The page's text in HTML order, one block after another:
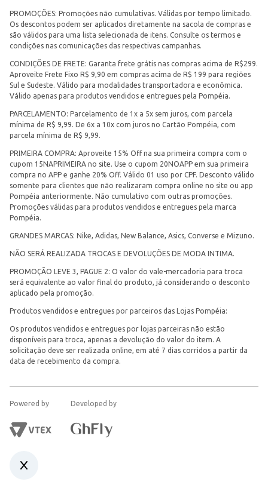
PROMOÇÕES: Promoções não cumulativas. Válidas por tempo limitado.
Os descontos podem ser aplicados diretamente na sacola de compras e
são válidos para uma lista selecionada de itens. Consulte os termos e
condições nas comunicações das respectivas campanhas.
CONDIÇÕES DE FRETE: Garanta frete grátis nas compras acima de R$299.
Aproveite Frete Fixo R$ 9,90 em compras acima de R$ 199 para regiões
Sul e Sudeste. Válido para modalidades transportadora e econômica.
Válido apenas para produtos vendidos e entregues pela Pompéia.
PARCELAMENTO: Parcelamento de 1x a 5x sem juros, com parcela
mínima de R$ 9,99. De 6x a 10x com juros no Cartão Pompéia, com
parcela mínima de R$ 9,99.
PRIMEIRA COMPRA: Aproveite 15% Off na sua primeira compra com o
cupom 15NAPRIMEIRA no site. Use o cupom 20NOAPP em sua primeira
compra no APP e ganhe 20% Off. Válido 01 uso por CPF. Desconto válido
somente para clientes que não realizaram compra online no site ou app
Pompéia anteriormente. Não cumulativo com outras promoções.
Promoções válidas para produtos vendidos e entregues pela marca
Pompéia.
GRANDES MARCAS: Nike, Adidas, New Balance, Asics, Converse e Mizuno.
NÃO SERÁ REALIZADA TROCAS E DEVOLUÇÕES DE MODA INTIMA.
PROMOÇÃO LEVE 3, PAGUE 2: O valor do vale-mercadoria para troca
será equivalente ao valor final do produto, já considerando o desconto
aplicado pela promoção.
Produtos vendidos e entregues por parceiros das Lojas Pompéia:
Os produtos vendidos e entregues por lojas parceiras não estão
disponíveis para troca, apenas a devolução do valor do item. A
solicitação deve ser realizada online, em até 7 dias corridos a partir da
data de recebimento da compra.
Powered by Developed by